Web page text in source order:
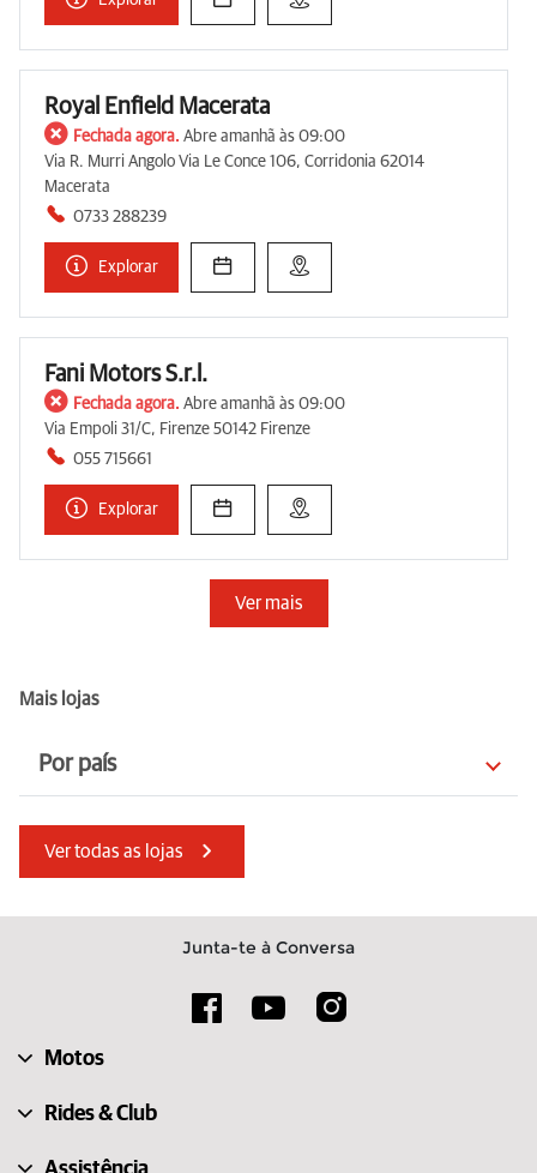
Royal Enfield Macerata
Fechada agora. Abre amanhã às 09:00
Via R. Murri Angolo Via Le Conce 106, Corridonia 62014
Macerata
0733 288239
Explorar
Fani Motors S.r.l.
Fechada agora. Abre amanhã às 09:00
Via Empoli 31/C, Firenze 50142 Firenze
055 715661
Explorar
Ver mais
Mais lojas
Por país
Irlanda
França
Romênia
Ver todas as lojas
Junta-te à Conversa
Motos
Rides & Club